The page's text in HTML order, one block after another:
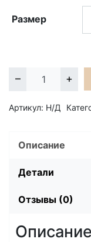
Размер
– +
Артикул: Н/Д
Описание
Детали
Отзывы (0)
Описание